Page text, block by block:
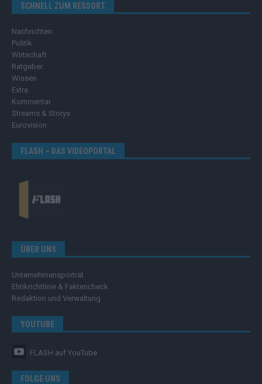
SCHNELL ZUM RESSORT
Nachrichten
Politik
Wirtschaft
Ratgeber
Wissen
Extra
Kommentar
Streams & Storys
Eurovision
FLASH – DAS VIDEOPORTAL
ÜBER UNS
Unternehmensporträt
Ehtikrichtlinie & Faktencheck
Redaktion und Verwaltung
YOUTUBE
FLASH auf YouTube
FOLGE UNS